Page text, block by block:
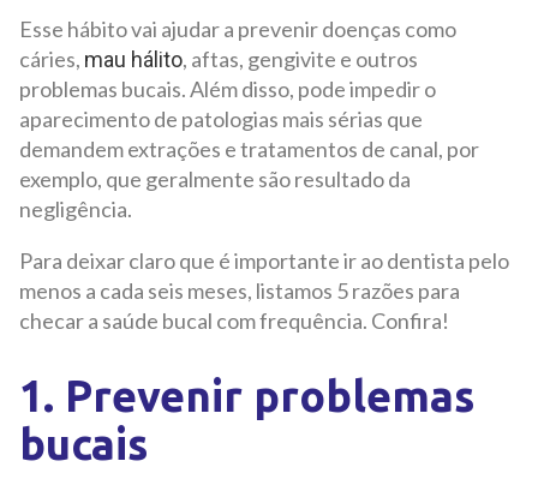
Esse hábito vai ajudar a prevenir doenças como
cáries, mau hálito, aftas, gengivite e outros
problemas bucais. Além disso, pode impedir o
aparecimento de patologias mais sérias que
demandem extrações e tratamentos de canal, por
exemplo, que geralmente são resultado da
negligência.
Para deixar claro que é importante ir ao dentista pelo
menos a cada seis meses, listamos 5 razões para
checar a saúde bucal com frequência. Confira!
1. Prevenir problemas
bucais